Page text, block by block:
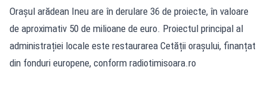
Orașul arădean Ineu are în derulare 36 de proiecte, în valoare
de aproximativ 50 de milioane de euro. Proiectul principal al
administrației locale este restaurarea Cetății orașului, finanțat
din fonduri europene, conform radiotimisoara.ro